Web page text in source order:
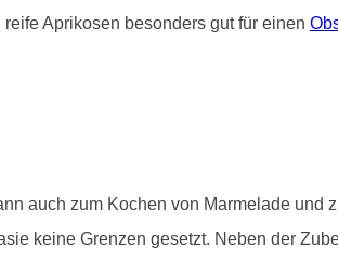
Aprikosen besonders gut für einen
auch zum Kochen von Marmelade und
keine Grenzen gesetzt. Neben der